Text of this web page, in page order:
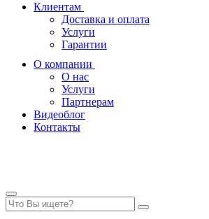
Клиентам
Доставка и оплата
Услуги
Гарантии
О компании
О нас
Услуги
Партнерам
Видеоблог
Контакты